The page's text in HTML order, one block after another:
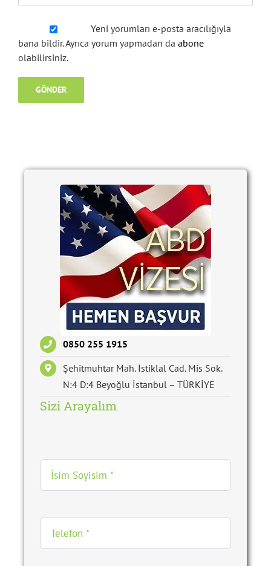
Yeni yorumları e-posta aracılığıyla
bana bildir. Ayrıca yorum yapmadan da abone
olabilirsiniz.
0850 255 1915
Şehitmuhtar Mah. İstiklal Cad. Mis Sok.
N:4 D:4 Beyoğlu İstanbul – TÜRKİYE
Sizi Arayalım